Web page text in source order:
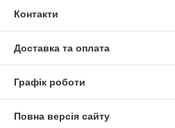
Контакти
Доставка та оплата
Графік роботи
Повна версія сайту